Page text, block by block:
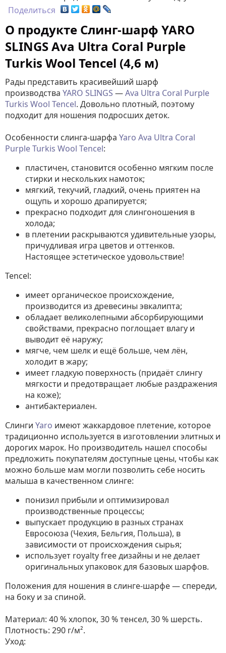
Поделиться
О продукте Слинг-шарф YARO
SLINGS Ava Ultra Coral Purple
Turkis Wool Tencel (4,6 м)
Рады представить красивейший шарф
производства YARO SLINGS —Ava Ultra Coral Purple
Turkis Wool Tencel. Довольно плотный, поэтому
подходит для ношения подросших деток.
Особенности слинга-шарфа Yaro Ava Ultra Coral
Purple Turkis Wool Tencel:
пластичен, становится особенно мягким после
стирки и нескольких намоток;
мягкий, текучий, гладкий, очень приятен на
ощупь и хорошо драпируется;
прекрасно подходит для слингоношения в
холода;
в плетении раскрываются удивительные узоры,
причудливая игра цветов и оттенков.
Настоящее эстетическое удовольствие!
Tencel:
имеет органическое происхождение,
производится из древесины эвкалипта;
обладает великолепными абсорбирующими
свойствами, прекрасно поглощает влагу и
выводит её наружу;
мягче, чем шелк и ещё больше, чем лён,
холодит в жару;
имеет гладкую поверхность (придаёт слингу
мягкости и предотвращает любые раздражения
на коже);
антибактериален.
Слинги Yaro имеют жаккардовое плетение, которое
традиционно используется в изготовлении элитных и
дорогих марок. Но производитель нашел способы
предложить покупателям доступные цены, чтобы как
можно больше мам могли позволить себе носить
малыша в качественном слинге:
понизил прибыли и оптимизировал
производственные процессы;
выпускает продукцию в разных странах
Евросоюза (Чехия, Бельгия, Польша), в
зависимости от происхождения сырья;
использует royalty free дизайны и не делает
оригинальных упаковок для базовых шарфов.
Положения для ношения в слинге-шарфе — спереди,
на боку и за спиной.
Материал: 40 % хлопок, 30 % тенсел, 30 % шерсть.
Плотность: 290 г/м².
Уход: